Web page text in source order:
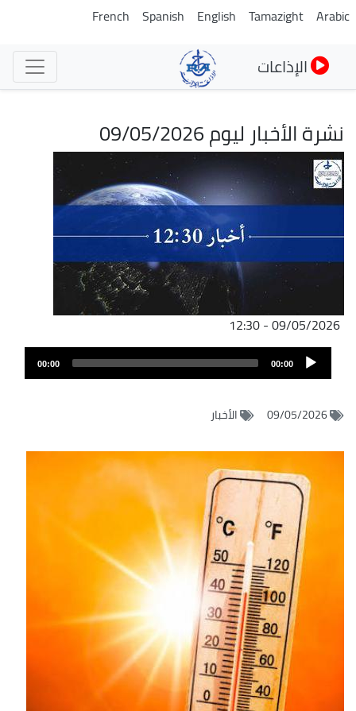
تجاوز
Arabic
Tamazight
English
Spanish
French
الإذاعات
نشرة الأخبار ليوم 09/05/2026
الصورة
09/05/2026 - 12:30
ملف
الصوت
Audio
Player
00:00
00:00
09/05/2026 الأخبار